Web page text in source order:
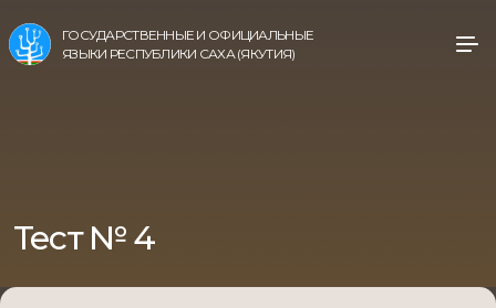
ГОСУДАРСТВЕННЫЕ И ОФИЦИАЛЬНЫЕ
ЯЗЫКИ РЕСПУБЛИКИ САХА (ЯКУТИЯ)
Тест № 4